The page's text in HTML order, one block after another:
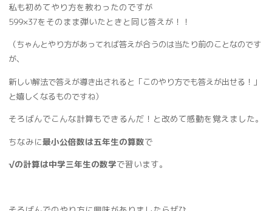
私も初めてやり方を教わったのですが
599×37をそのまま弾いたときと同じ答えが！！
（ちゃんとやり方があってれば答えが合うのは当たり前のことなのです
が、
新しい解法で答えが導き出されると「このやり方でも答えが出せる！」
と嬉しくなるものですね）
そろばんでこんな計算もできるんだ！と改めて感動を覚えました。
ちなみに最小公倍数は五年生の算数で
√の計算は中学三年生の数学で習います。